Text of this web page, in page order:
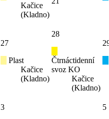
Kačice
(Kladno)
27
Plast
Kačice
(Kladno)
28
Čtrnáctidenní
svoz KO
Kačice
(Kladno)
3
5